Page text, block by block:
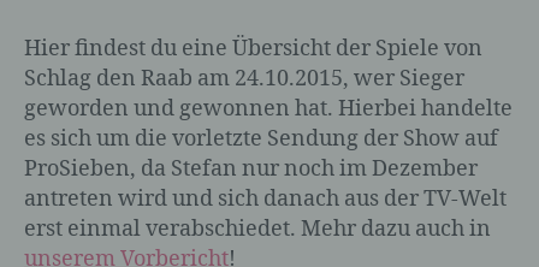
Hier findest du eine Übersicht der Spiele von
Schlag den Raab am 24.10.2015, wer Sieger
geworden und gewonnen hat. Hierbei handelte
es sich um die vorletzte Sendung der Show auf
ProSieben, da Stefan nur noch im Dezember
antreten wird und sich danach aus der TV-Welt
erst einmal verabschiedet. Mehr dazu auch in
unserem Vorbericht!